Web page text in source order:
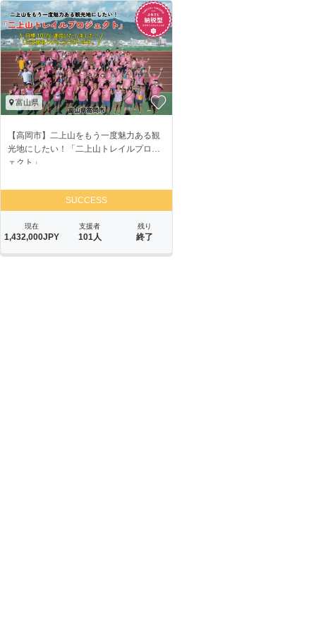
富山県
【高岡市】二上山をもう一度魅力ある観
光地にしたい！「二上山トレイルプロジ
ェクト」
SUCCESS
現在
1,432,000JPY
支援者
101人
残り
終了